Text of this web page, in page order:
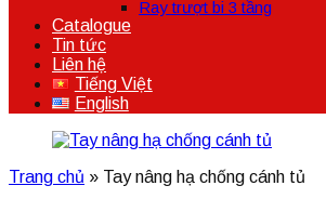
Ray trượt bi 3 tầng
Catalogue
Tin tức
Liên hệ
Tiếng Việt
English
Trang chủ » Tay nâng hạ chống cánh tủ